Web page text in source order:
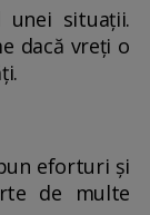
unei situaţii.
dacă vreţi o
eforturi şi
de multe